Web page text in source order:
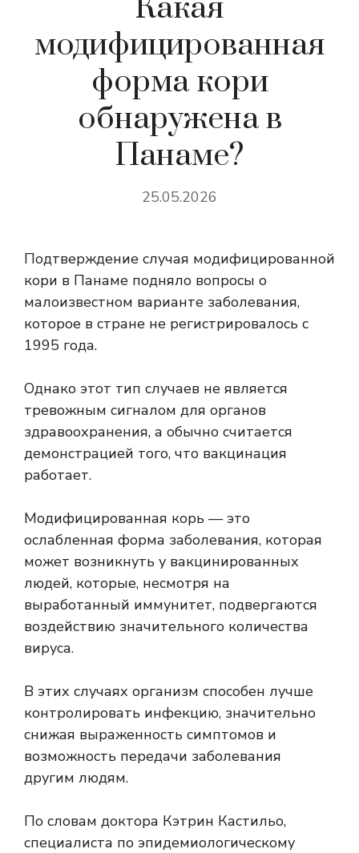
Какая
модифицированная
форма кори
обнаружена в
Панаме?
25.05.2026
Подтверждение случая модифицированной
кори в Панаме подняло вопросы о
малоизвестном варианте заболевания,
которое в стране не регистрировалось с
1995 года.
Однако этот тип случаев не является
тревожным сигналом для органов
здравоохранения, а обычно считается
демонстрацией того, что вакцинация
работает.
Модифицированная корь — это
ослабленная форма заболевания, которая
может возникнуть у вакцинированных
людей, которые, несмотря на
выработанный иммунитет, подвергаются
воздействию значительного количества
вируса.
В этих случаях организм способен лучше
контролировать инфекцию, значительно
снижая выраженность симптомов и
возможность передачи заболевания
другим людям.
По словам доктора Кэтрин Кастильо,
специалиста по эпидемиологическому